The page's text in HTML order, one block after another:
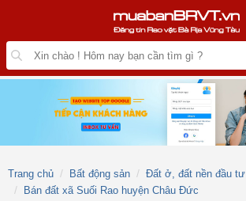
Trang chủ Bất động sản
Đất ở, đất nền đầu tư
Bán đất xã Suối Rao huyện Châu Đức